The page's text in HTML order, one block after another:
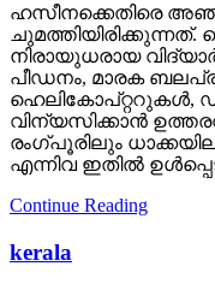
ഹസീനക്കെതിരെ
നിരായുധരായ
പീഡനം, മാരക
ഹെലികോപ്റ്ററുകള്‍,
വിന്യസിക്കാന്‍
രംഗ്പൂരിലും
എന്നിവ ഇതില്‍
Continue Reading
kerala